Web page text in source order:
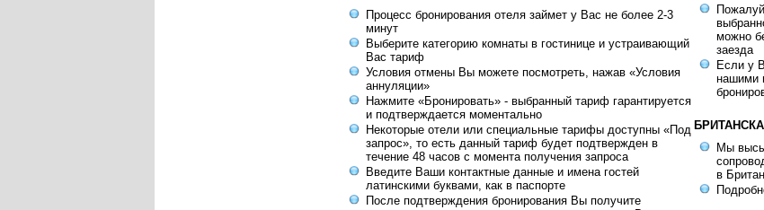
Процесс бронирования отеля займет у Вас не более 2-3
минут
Выберите категорию комнаты в гостинице и устраивающий
Вас тариф
Условия отмены Вы можете посмотреть, нажав «Условия
аннуляции»
Нажмите «Бронировать» - выбранный тариф гарантируется
и подтверждается моментально
Некоторые отели или специальные тарифы доступны «Под
запрос», то есть данный тариф будет подтвержден в
течение 48 часов с момента получения запроса
Введите Ваши контактные данные и имена гостей
латинскими буквами, как в паспорте
После подтверждения бронирования Вы получите
можно
заезда
Если у
нашими
Мы
в